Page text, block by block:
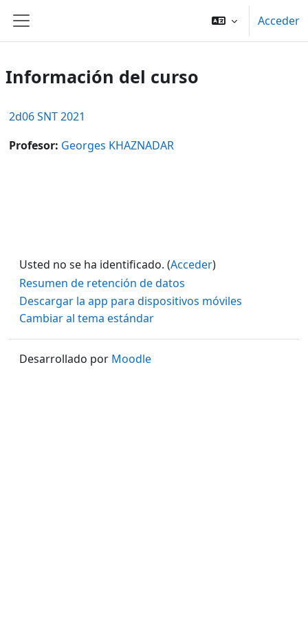
Panel lateral
Acceder
Información del curso
2d06 SNT 2021
Profesor: Georges KHAZNADAR
Usted no se ha identificado. (Acceder)
Resumen de retención de datos
Descargar la app para dispositivos móviles
Cambiar al tema estándar
Desarrollado por Moodle